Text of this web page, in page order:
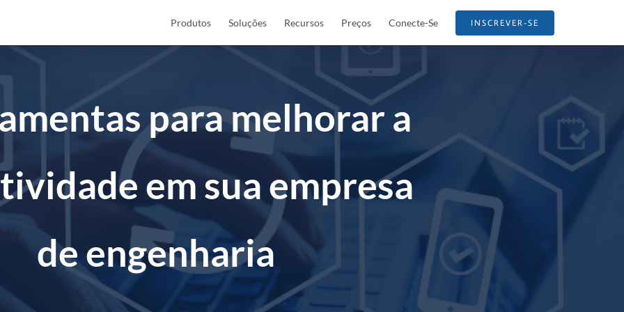
Produtos Soluções Recursos Preços Conecte-Se INSCREVER-SE
para melhorar a
em sua empresa
de engenharia